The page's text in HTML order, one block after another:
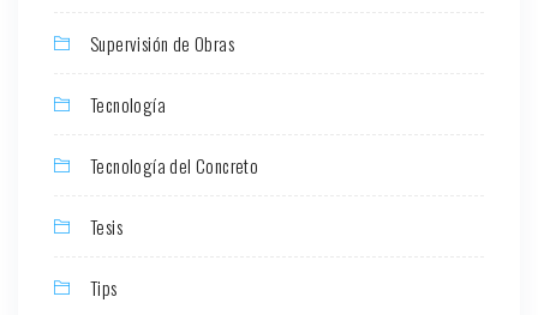
Supervisión de Obras
Tecnología
Tecnología del Concreto
Tesis
Tips